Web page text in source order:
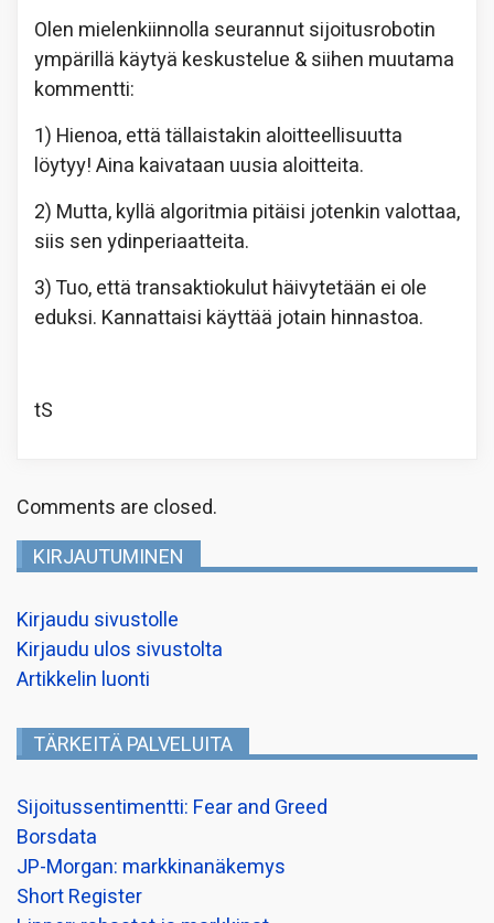
Olen mielenkiinnolla seurannut sijoitusrobotin
ympärillä käytyä keskustelue & siihen muutama
kommentti:
1) Hienoa, että tällaistakin aloitteellisuutta
löytyy! Aina kaivataan uusia aloitteita.
2) Mutta, kyllä algoritmia pitäisi jotenkin valottaa,
siis sen ydinperiaatteita.
3) Tuo, että transaktiokulut häivytetään ei ole
eduksi. Kannattaisi käyttää jotain hinnastoa.
tS
Comments are closed.
KIRJAUTUMINEN
Kirjaudu sivustolle
Kirjaudu ulos sivustolta
Artikkelin luonti
TÄRKEITÄ PALVELUITA
Sijoitussentimentti: Fear and Greed
Borsdata
JP-Morgan: markkinanäkemys
Short Register